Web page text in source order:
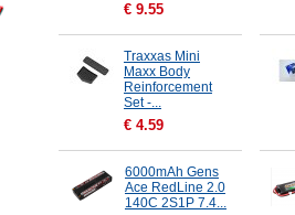
€ 9.55
Traxxas Mini
Maxx Body
Reinforcement
Set -...
€ 4.59
6000mAh Gens
Ace RedLine 2.0
140C 2S1P 7.4...